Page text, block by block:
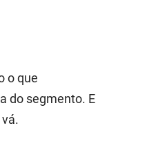
o que
do segmento. E